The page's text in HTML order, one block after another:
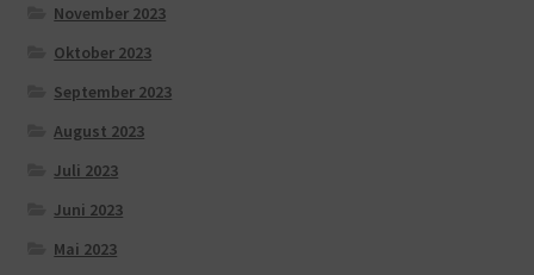
November 2023
Oktober 2023
September 2023
August 2023
Juli 2023
Juni 2023
Mai 2023